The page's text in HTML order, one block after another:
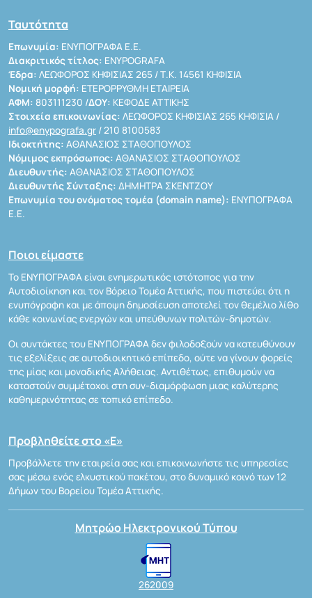
Ταυτότητα
Επωνυμία: ΕΝΥΠΟΓΡΑΦΑ Ε.Ε.
Διακριτικός τίτλος: ENYPOGRAFA
Έδρα: ΛΕΩΦΟΡΟΣ ΚΗΦΙΣΙΑΣ 265 / Τ.Κ. 14561 ΚΗΦΙΣΙΑ
Νομική μορφή: ΕΤΕΡΟΡΡΥΘΜΗ ΕΤΑΙΡΕΙΑ
ΑΦΜ: 803111230 /ΔΟΥ: ΚΕΦΟΔΕ ΑΤΤΙΚΗΣ
Στοιχεία επικοινωνίας: ΛΕΩΦΟΡΟΣ ΚΗΦΙΣΙΑΣ 265 ΚΗΦΙΣΙΑ /
info@enypografa.gr / 210 8100583
Ιδιοκτήτης: ΑΘΑΝΑΣΙΟΣ ΣΤΑΘΟΠΟΥΛΟΣ
Νόμιμος εκπρόσωπος: ΑΘΑΝΑΣΙΟΣ ΣΤΑΘΟΠΟΥΛΟΣ
Διευθυντής: ΑΘΑΝΑΣΙΟΣ ΣΤΑΘΟΠΟΥΛΟΣ
Διευθυντής Σύνταξης: ΔΗΜΗΤΡΑ ΣΚΕΝΤΖΟΥ
Επωνυμία του ονόματος τομέα (domain name): ΕΝΥΠΟΓΡΑΦΑ
Ε.Ε.
Ποιοι είμαστε
Το ΕΝΥΠΟΓΡΑΦΑ είναι ενημερωτικός ιστότοπος για την
Αυτοδιοίκηση και τον Βόρειο Τομέα Αττικής, που πιστεύει ότι η
ενυπόγραφη και με άποψη δημοσίευση αποτελεί τον θεμέλιο λίθο
κάθε κοινωνίας ενεργών και υπεύθυνων πολιτών-δημοτών.
Οι συντάκτες του ΕΝΥΠΟΓΡΑΦΑ δεν φιλοδοξούν να κατευθύνουν
τις εξελίξεις σε αυτοδιοικητικό επίπεδο, ούτε να γίνουν φορείς
της μίας και μοναδικής Αλήθειας. Αντιθέτως, επιθυμούν να
καταστούν συμμέτοχοι στη συν-διαμόρφωση μιας καλύτερης
καθημερινότητας σε τοπικό επίπεδο.
Προβληθείτε στο «Ε»
Προβάλλετε την εταιρεία σας και επικοινωνήστε τις υπηρεσίες
σας μέσω ενός ελκυστικού πακέτου, στο δυναμικό κοινό των 12
Δήμων του Βορείου Τομέα Αττικής.
Μητρώο Ηλεκτρονικού Τύπου
262009